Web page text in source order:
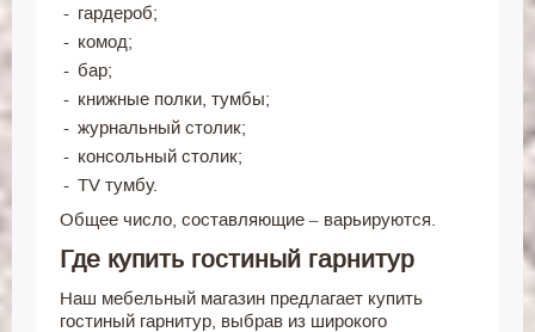
гардероб;
комод;
бар;
книжные полки, тумбы;
журнальный столик;
консольный столик;
TV тумбу.
Общее число, составляющие – варьируются.
Где купить гостиный гарнитур
Наш мебельный магазин предлагает купить
гостиный гарнитур, выбрав из широкого